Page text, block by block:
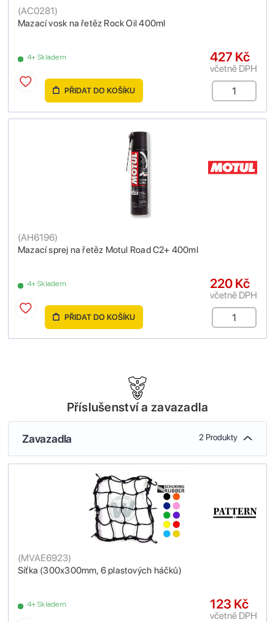
Mazací vosk na řetěz Rock Oil 400ml
(AC0281)
4+ Skladem 427 Kč
včetně DPH
PŘIDAT DO KOŠÍKU
Mazací sprej na řetěz Motul Road C2+ 400ml
(AH6196)
4+ Skladem 220 Kč
včetně DPH
PŘIDAT DO KOŠÍKU
Příslušenství a zavazadla
Zavazadla 2 Produkty
Síťka (300x300mm, 6 plastových háčků)
(MVAE6923)
4+ Skladem 123 Kč
včetně DPH